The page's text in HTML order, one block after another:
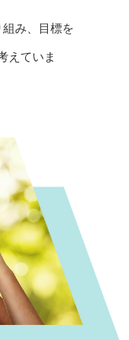
み、目標を
えていま